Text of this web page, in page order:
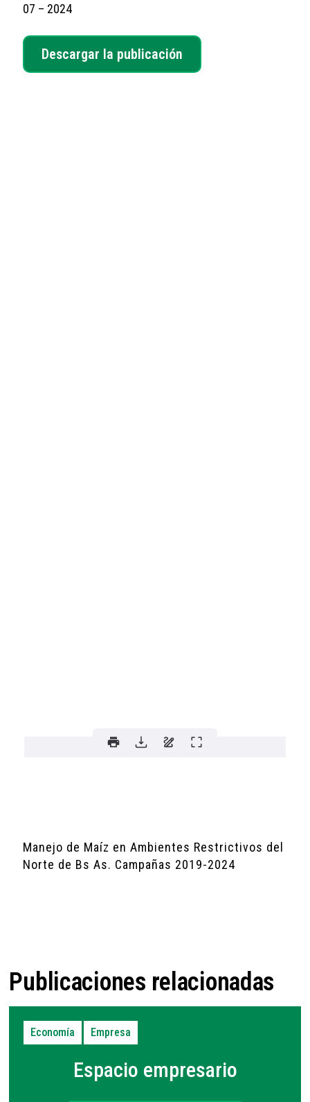
07 – 2024
Descargar la publicación
Manejo de Maíz en Ambientes Restrictivos del
Norte de Bs As. Campañas 2019-2024
Economía Empresa
Espacio empresario
Publicaciones relacionadas